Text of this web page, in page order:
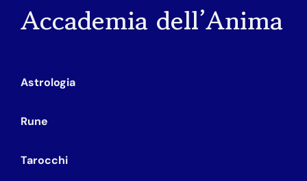
Accademia dell’Anima
Astrologia
Rune
Tarocchi